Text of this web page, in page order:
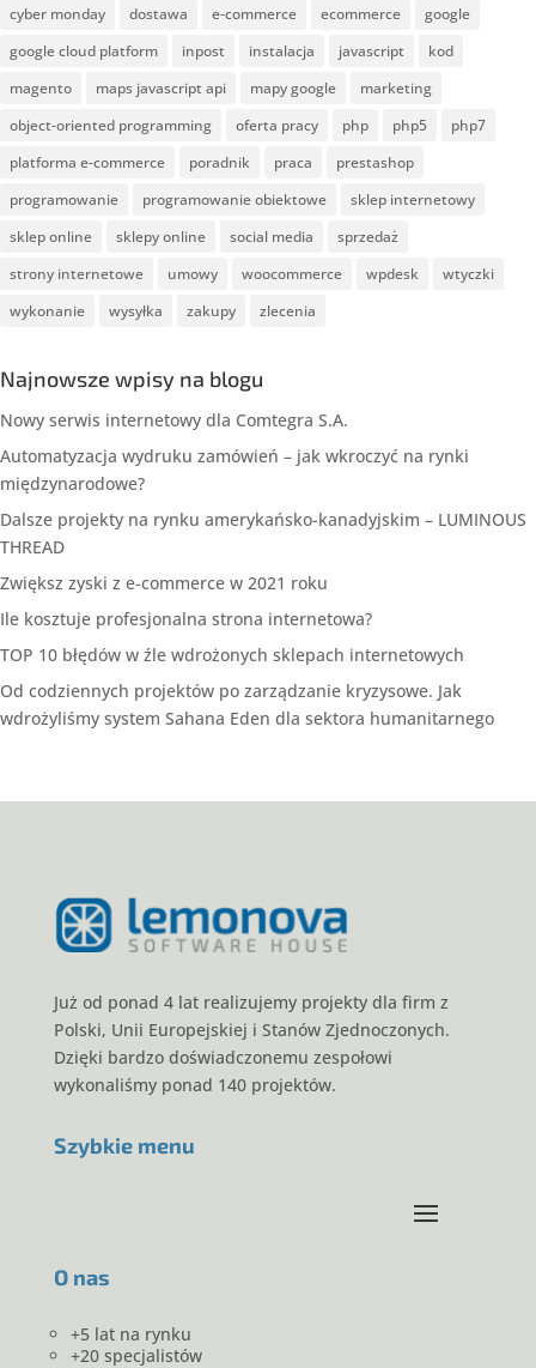
cyber monday
dostawa e-commerce ecommerce
google
google cloud platform
inpost instalacja javascript
kod
magento
maps javascript api mapy google
marketing
object-oriented programming
oferta pracy php php5
php7
platforma e-commerce
poradnik praca
prestashop
programowanie
programowanie obiektowe
sklep internetowy
sklep online
sklepy online social media
sprzedaż
strony internetowe
umowy woocommerce wpdesk
wtyczki
wykonanie
wysyłka zakupy zlecenia
Najnowsze wpisy na blogu
Nowy serwis internetowy dla Comtegra S.A.
Automatyzacja wydruku zamówień – jak wkroczyć na rynki
międzynarodowe?
Dalsze projekty na rynku amerykańsko-kanadyjskim – LUMINOUS
THREAD
Zwiększ zyski z e-commerce w 2021 roku
Ile kosztuje profesjonalna strona internetowa?
TOP 10 błędów w źle wdrożonych sklepach internetowych
Od codziennych projektów po zarządzanie kryzysowe. Jak
wdrożyliśmy system Sahana Eden dla sektora humanitarnego
Już od ponad 4 lat realizujemy projekty dla firm z
Polski, Unii Europejskiej i Stanów Zjednoczonych.
Dzięki bardzo doświadczonemu zespołowi
wykonaliśmy ponad 140 projektów.
Szybkie menu
O nas
+5 lat na rynku
+20 specjalistów